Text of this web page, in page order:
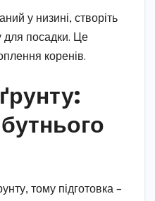
у низині, створіть
для посадки. Це
коренів.
тому підготовка –